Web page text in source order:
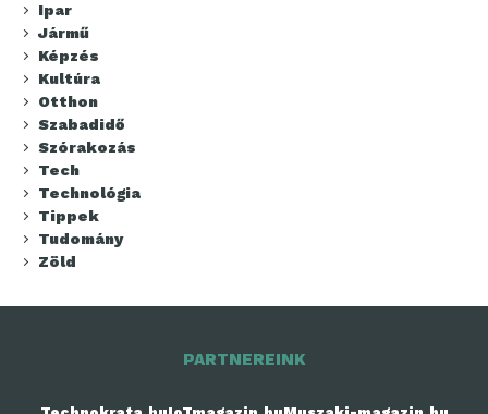
Ipar
Jármű
Képzés
Kultúra
Otthon
Szabadidő
Szórakozás
Tech
Technológia
Tippek
Tudomány
Zöld
PARTNEREINK